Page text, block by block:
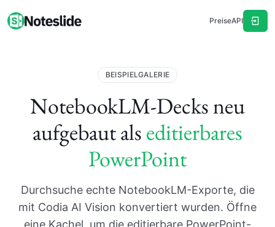
PreiseAPI
BEISPIELGALERIE
NotebookLM-Decks neu
aufgebaut alseditierbares
PowerPoint
Durchsuche echte NotebookLM-Exporte, die
mit Codia AI Vision konvertiert wurden. Öffne
eine Kachel, um die editierbare PowerPoint-